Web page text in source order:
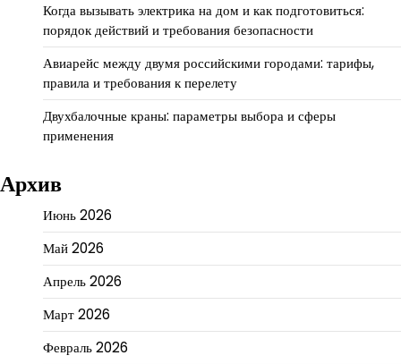
Когда вызывать электрика на дом и как подготовиться:
порядок действий и требования безопасности
Авиарейс между двумя российскими городами: тарифы,
правила и требования к перелету
Двухбалочные краны: параметры выбора и сферы
применения
Архив
Июнь 2026
Май 2026
Апрель 2026
Март 2026
Февраль 2026